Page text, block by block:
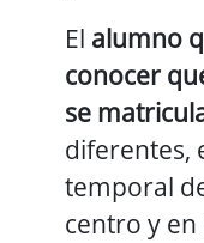
El alumno
conocer
se
diferentes,
temporal
centro y